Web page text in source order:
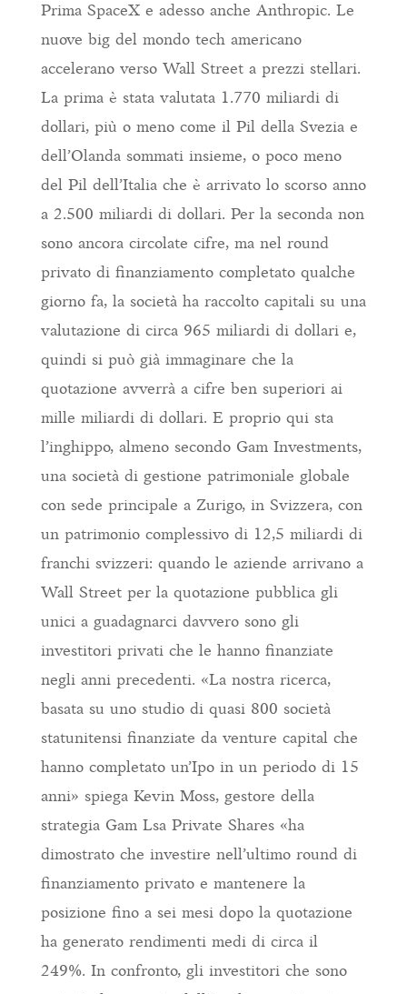
Prima SpaceX e adesso anche Anthropic. Le
nuove big del mondo tech americano
accelerano verso Wall Street a prezzi stellari.
La prima è stata valutata 1.770 miliardi di
dollari, più o meno come il Pil della Svezia e
dell’Olanda sommati insieme, o poco meno
del Pil dell’Italia che è arrivato lo scorso anno
a 2.500 miliardi di dollari. Per la seconda non
sono ancora circolate cifre, ma nel round
privato di finanziamento completato qualche
giorno fa, la società ha raccolto capitali su una
valutazione di circa 965 miliardi di dollari e,
quindi si può già immaginare che la
quotazione avverrà a cifre ben superiori ai
mille miliardi di dollari. E proprio qui sta
l’inghippo, almeno secondo Gam Investments,
una società di gestione patrimoniale globale
con sede principale a Zurigo, in Svizzera, con
un patrimonio complessivo di 12,5 miliardi di
franchi svizzeri: quando le aziende arrivano a
Wall Street per la quotazione pubblica gli
unici a guadagnarci davvero sono gli
investitori privati che le hanno finanziate
negli anni precedenti. «La nostra ricerca,
basata su uno studio di quasi 800 società
statunitensi finanziate da venture capital che
hanno completato un’Ipo in un periodo di 15
anni» spiega Kevin Moss, gestore della
strategia Gam Lsa Private Shares «ha
dimostrato che investire nell’ultimo round di
finanziamento privato e mantenere la
posizione fino a sei mesi dopo la quotazione
ha generato rendimenti medi di circa il
249%. In confronto, gli investitori che sono